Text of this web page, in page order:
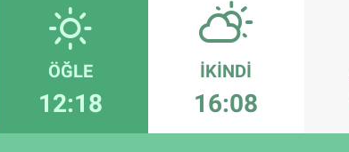
ÖĞLE
12:18
İKINDI
16:08